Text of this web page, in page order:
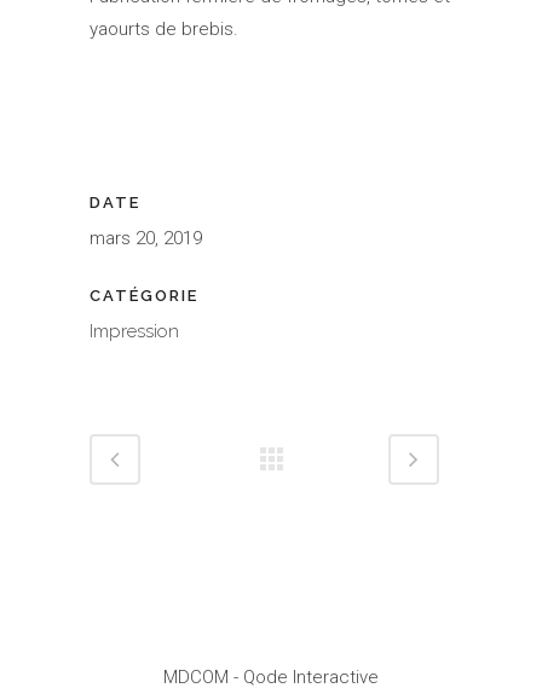
yaourts de brebis.
DATE
mars 20, 2019
CATÉGORIE
Impression
MDCOM - Qode Interactive